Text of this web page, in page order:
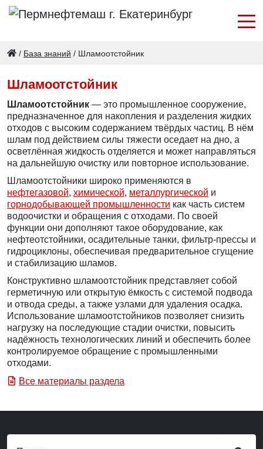
/ База знаний / Шламоотстойник
Шламоотстойник
Шламоотстойник — это промышленное сооружение,
предназначенное для накопления и разделения жидких
отходов с высоким содержанием твёрдых частиц. В нём
шлам под действием силы тяжести оседает на дно, а
осветлённая жидкость отделяется и может направляться
на дальнейшую очистку или повторное использование.
Шламоотстойники широко применяются в
нефтегазовой, химической, металлургической и
горнодобывающей промышленности как часть систем
водоочистки и обращения с отходами. По своей
функции они дополняют такое оборудование, как
нефтеотстойники, осадительные танки, фильтр-прессы и
гидроциклоны, обеспечивая предварительное сгущение
и стабилизацию шламов.
Конструктивно шламоотстойник представляет собой
герметичную или открытую ёмкость с системой подвода
и отвода среды, а также узлами для удаления осадка.
Использование шламоотстойников позволяет снизить
нагрузку на последующие стадии очистки, повысить
надёжность технологических линий и обеспечить более
контролируемое обращение с промышленными
отходами.
Все материалы раздела